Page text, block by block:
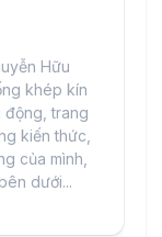
Hữu
khép kín
động, trang
kiến thức,
của mình,
dưới...